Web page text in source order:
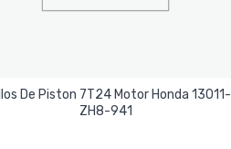
De Piston 7T24 Motor Honda 13011-
ZH8-941
Leer Más